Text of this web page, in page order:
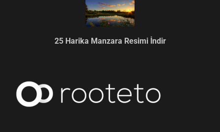
25 Harika Manzara Resimi İndir